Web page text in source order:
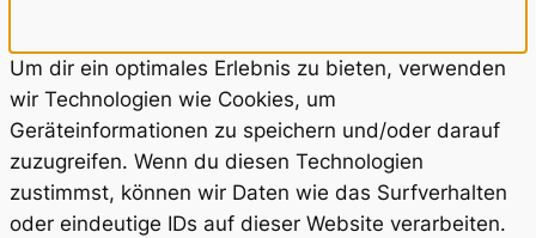
Um dir ein optimales Erlebnis zu bieten, verwenden
wir Technologien wie Cookies, um
Geräteinformationen zu speichern und/oder darauf
zuzugreifen. Wenn du diesen Technologien
zustimmst, können wir Daten wie das Surfverhalten
oder eindeutige IDs auf dieser Website verarbeiten.